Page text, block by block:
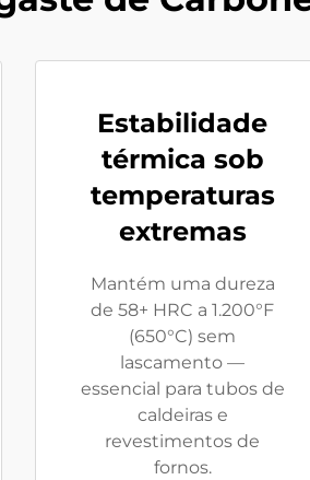
Estabilidade
térmica sob
temperaturas
extremas
Mantém uma dureza
de 58+ HRC a 1.200°F
(650°C) sem
lascamento —
essencial para tubos de
caldeiras e
revestimentos de
fornos.